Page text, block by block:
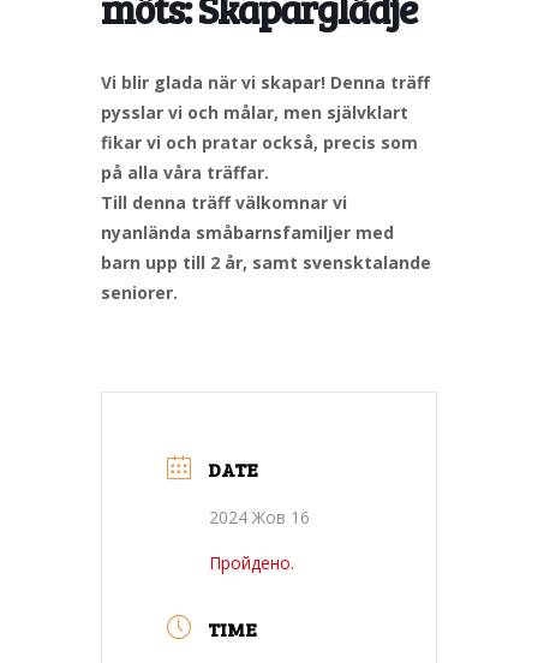
Vi blir glada när vi skapar! Denna träff
pysslar vi och målar, men självklart
fikar vi och pratar också, precis som
på alla våra träffar.
Till denna träff välkomnar vi
nyanlända småbarnsfamiljer med
barn upp till 2 år, samt svensktalande
seniorer.
DATE
2024 Жов 16
Пройдено.
TIME